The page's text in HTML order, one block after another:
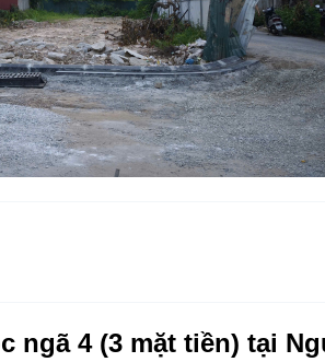
ngã 4 (3 mặt tiền) tại